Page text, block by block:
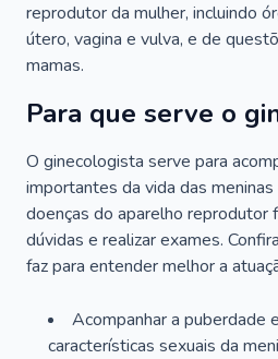
reprodutor da mulher, incluindo
útero, vagina e vulva, e de
mamas.
Para que serve o
O ginecologista serve para
importantes da vida das
doenças do aparelho reprodutor
dúvidas e realizar exames.
faz para entender melhor a
Acompanhar a puberdade
características sexuais da